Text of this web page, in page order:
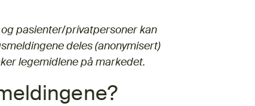
pasienter/privatpersoner kan
deles (anonymisert)
legemidlene på markedet.